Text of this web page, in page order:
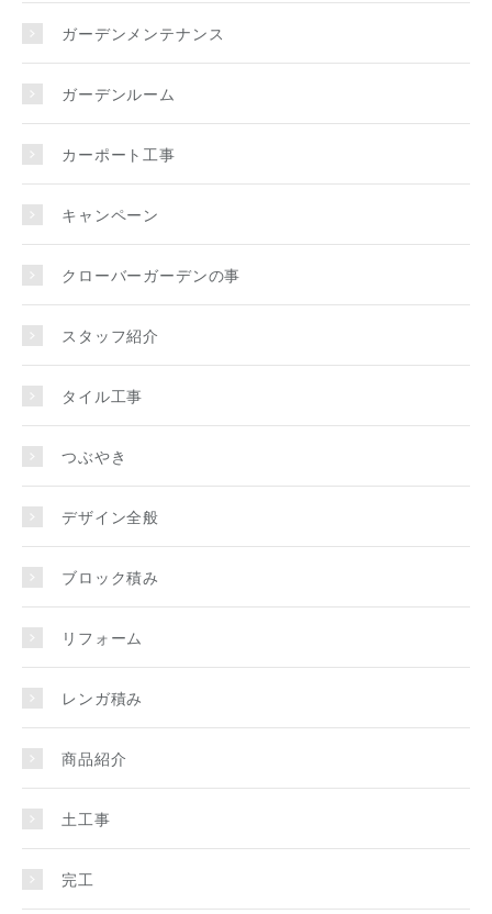
ガーデンメンテナンス
ガーデンルーム
カーポート工事
キャンペーン
クローバーガーデンの事
スタッフ紹介
タイル工事
つぶやき
デザイン全般
ブロック積み
リフォーム
レンガ積み
商品紹介
土工事
完工